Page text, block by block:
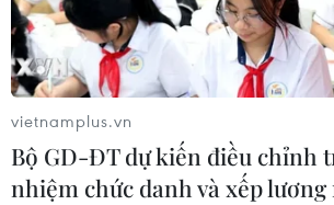
TIN LIÊN QUAN
vietnamplus.vn
Bộ GD-ĐT dự kiến điều chỉnh
nhiệm chức danh và xếp lương